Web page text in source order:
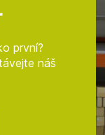
první?
náš